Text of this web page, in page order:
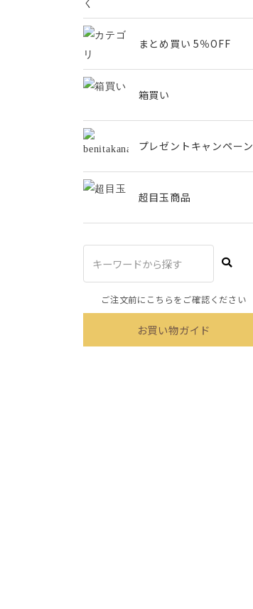
まとめ買い 5％OFF
箱買い
プレゼントキャンペーン
超目玉商品
ご注文前にこちらをご確認ください
お買い物ガイド